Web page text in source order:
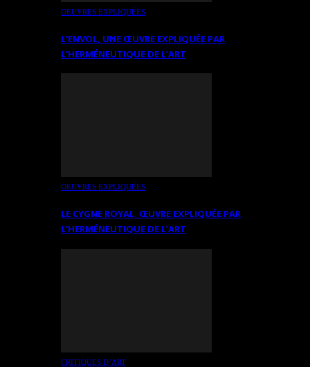
OEUVRES EXPLIQUÉES
L’ENVOL, UNE ŒUVRE EXPLIQUÉE PAR
L’HERMÉNEUTIQUE DE L’ART
OEUVRES EXPLIQUÉES
LE CYGNE ROYAL. ŒUVRE EXPLIQUÉE PAR
L’HERMÉNEUTIQUE DE L’ART
CRITIQUES D’ART